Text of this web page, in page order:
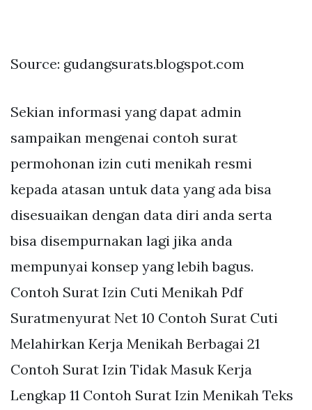
Source: gudangsurats.blogspot.com
Sekian informasi yang dapat admin
sampaikan mengenai contoh surat
permohonan izin cuti menikah resmi
kepada atasan untuk data yang ada bisa
disesuaikan dengan data diri anda serta
bisa disempurnakan lagi jika anda
mempunyai konsep yang lebih bagus.
Contoh Surat Izin Cuti Menikah Pdf
Suratmenyurat Net 10 Contoh Surat Cuti
Melahirkan Kerja Menikah Berbagai 21
Contoh Surat Izin Tidak Masuk Kerja
Lengkap 11 Contoh Surat Izin Menikah Teks